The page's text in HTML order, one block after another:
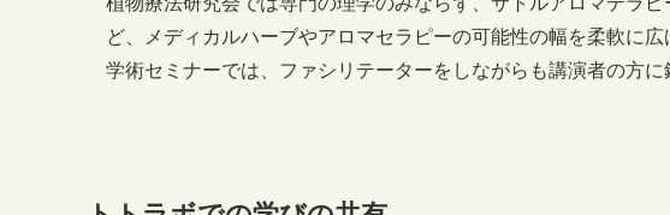
ど、メディカルハーブやアロマセラピーの可能性の幅を柔軟に広
学術セミナーでは、ファシリテーターをしながらも講演者の方